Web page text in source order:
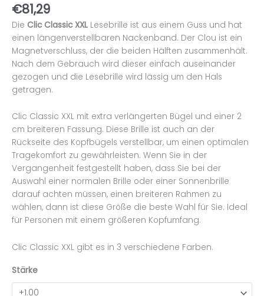
€81,29
Die Clic Classic XXL Lesebrille ist aus einem Guss und hat
einen längenverstellbaren Nackenband. Der Clou ist ein
Magnetverschluss, der die beiden Hälften zusammenhält.
Nach dem Gebrauch wird dieser einfach auseinander
gezogen und die Lesebrille wird lässig um den Hals
getragen.
Clic Classic XXL mit extra verlängerten Bügel und einer 2
cm breiteren Fassung. Diese Brille ist auch an der
Rückseite des Kopfbügels verstellbar, um einen optimalen
Tragekomfort zu gewährleisten. Wenn Sie in der
Vergangenheit festgestellt haben, dass Sie bei der
Auswahl einer normalen Brille oder einer Sonnenbrille
darauf achten müssen, einen breiteren Rahmen zu
wählen, dann ist diese Größe die beste Wahl für Sie. Ideal
für Personen mit einem größeren Kopfumfang.
Clic Classic XXL gibt es in 3 verschiedene Farben.
Stärke